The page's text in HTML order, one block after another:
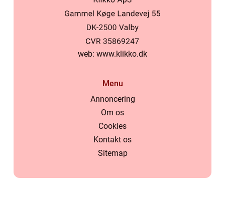
web: www.klikko.dk
Menu
Annoncering
Om os
Cookies
Kontakt os
Sitemap